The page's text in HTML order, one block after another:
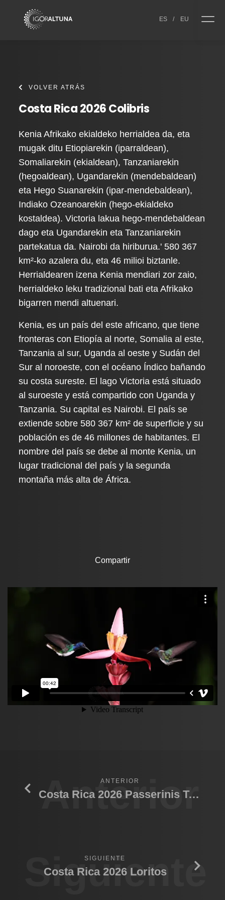
ES / EU
VOLVER ATRÁS
Costa Rica 2026 Colibris
Kenia Afrikako ekialdeko herrialdea da, eta
mugak ditu Etiopiarekin (iparraldean),
Somaliarekin (ekialdean), Tanzaniarekin
(hegoaldean), Ugandarekin (mendebaldean)
eta Hego Suanarekin (ipar-mendebaldean),
Indiako Ozeanoarekin (hego-ekialdeko
kostaldea). Victoria lakua hego-mendebaldean
dago eta Ugandarekin eta Tanzaniarekin
partekatua da. Nairobi da hiriburua.' 580 367
km²-ko azalera du, eta 46 milioi biztanle.
Herrialdearen izena Kenia mendiari zor zaio,
herrialdeko leku tradizional bati eta Afrikako
bigarren mendi altuenari.
Kenia, es un país del este africano, que tiene
fronteras con Etiopía al norte, Somalia al este,
Tanzania al sur, Uganda al oeste y Sudán del
Sur al noroeste, con el océano Índico bañando
su costa sureste. El lago Victoria está situado
al suroeste y está compartido con Uganda y
Tanzania. Su capital es Nairobi. El país se
extiende sobre 580 367 km² de superficie y su
población es de 46 millones de habitantes. El
nombre del país se debe al monte Kenia, un
lugar tradicional del país y la segunda
montaña más alta de África.
Compartir
Anterior
ANTERIOR
Costa Rica 2026 Passerinis Tanager
Siguiente
SIGUIENTE
Costa Rica 2026 Loritos